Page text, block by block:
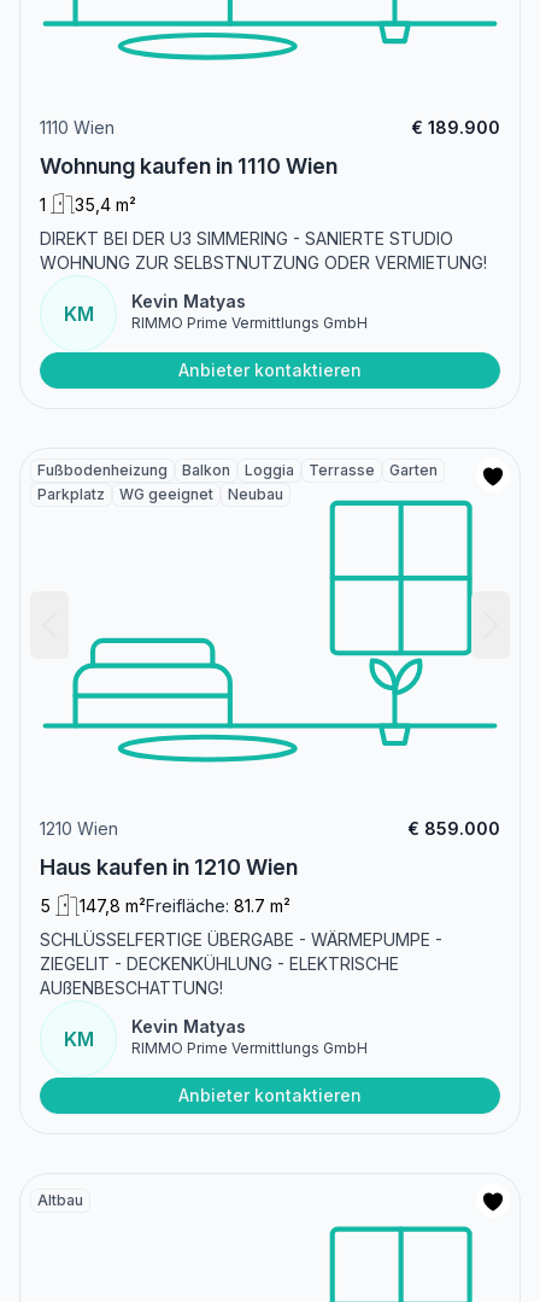
1110 Wien € 189.900
Wohnung kaufen in 1110 Wien
1
35,4 m²
DIREKT BEI DER U3 SIMMERING - SANIERTE STUDIO
WOHNUNG ZUR SELBSTNUTZUNG ODER VERMIETUNG!
KM
Kevin Matyas
RIMMO Prime Vermittlungs GmbH
Anbieter kontaktieren
Fußbodenheizung Balkon Loggia Terrasse
Garten
Parkplatz
WG geeignet Neubau
1210 Wien € 859.000
Haus kaufen in 1210 Wien
5 147,8 m²Freifläche: 81.7 m²
SCHLÜSSELFERTIGE ÜBERGABE - WÄRMEPUMPE -
ZIEGELIT - DECKENKÜHLUNG - ELEKTRISCHE
AUßENBESCHATTUNG!
KM
Kevin Matyas
RIMMO Prime Vermittlungs GmbH
Anbieter kontaktieren
Altbau